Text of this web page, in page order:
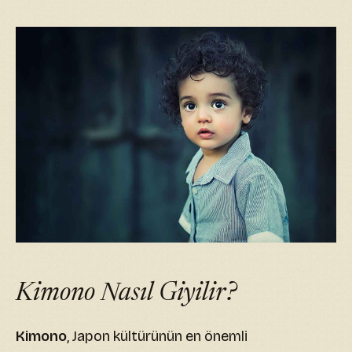
Kimono Nasıl Giyilir?
Kimono, Japon kültürünün en önemli